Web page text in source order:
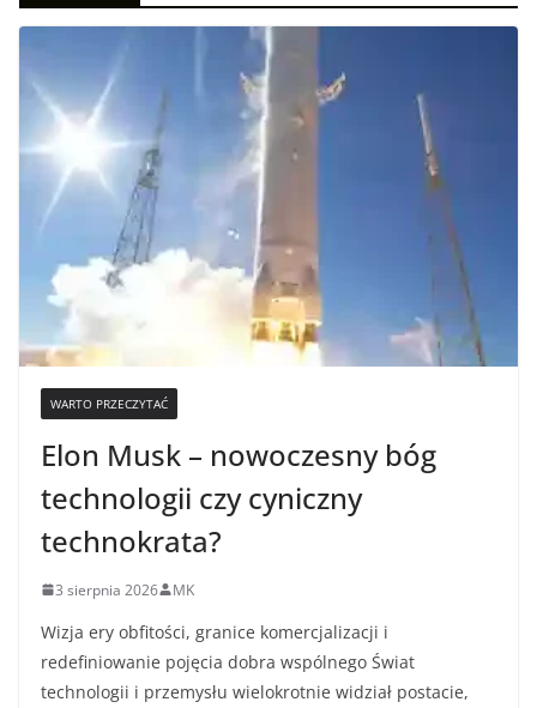
WARTO PRZECZYTAĆ
Elon Musk – nowoczesny bóg
technologii czy cyniczny
technokrata?
3 sierpnia 2026 MK
Wizja ery obfitości, granice komercjalizacji i
redefiniowanie pojęcia dobra wspólnego Świat
technologii i przemysłu wielokrotnie widział postacie,